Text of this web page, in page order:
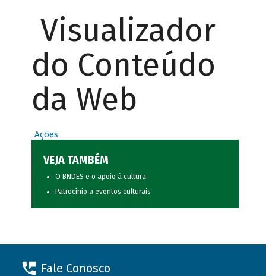
Visualizador
do Conteúdo
da Web
Ações
VEJA TAMBÉM
O BNDES e o apoio à cultura
Patrocínio a eventos culturais
Fale Conosco